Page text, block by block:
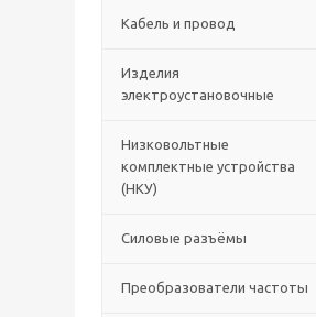
Кабель и провод
Изделия
электроустановочные
Низковольтные
комплектные устройства
(НКУ)
Силовые разъёмы
Преобразователи частоты